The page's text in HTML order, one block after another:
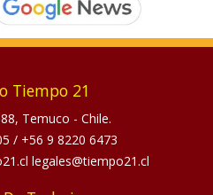
Tiempo 21
Temuco - Chile.
/ +56 9 8220 6473
legales@tiempo21.cl